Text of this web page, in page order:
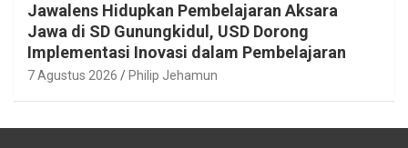
Jawalens Hidupkan Pembelajaran Aksara
Jawa di SD Gunungkidul, USD Dorong
Implementasi Inovasi dalam Pembelajaran
7 Agustus 2026 Philip Jehamun